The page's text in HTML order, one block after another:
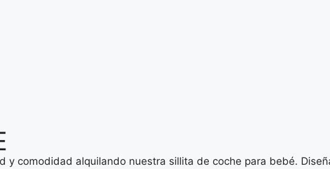
y comodidad alquilando nuestra sillita de coche para bebé.